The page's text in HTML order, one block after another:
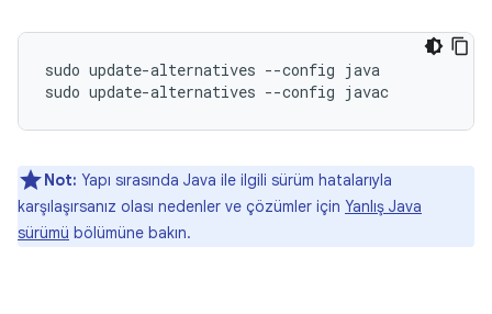
sudo update-alternatives --config java
Not: Yapı sırasında Java ile ilgili sürüm hatalarıyla
karşılaşırsanız olası nedenler ve çözümler için Yanlış Java
sürümü bölümüne bakın.